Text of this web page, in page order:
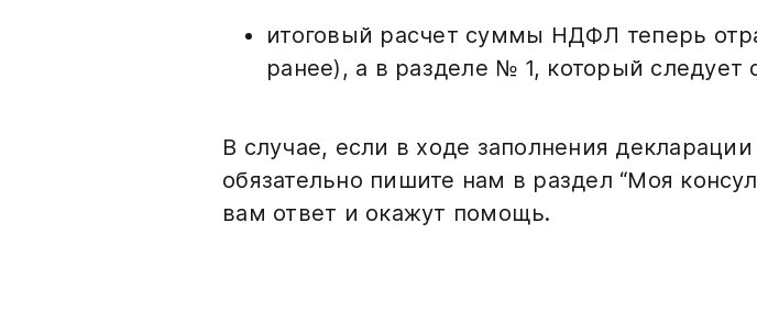
итоговый расчет суммы НДФЛ теперь
ранее), а в разделе № 1, который следует
В случае, если в ходе заполнения
обязательно пишите нам в раздел “Моя
вам ответ и окажут помощь.